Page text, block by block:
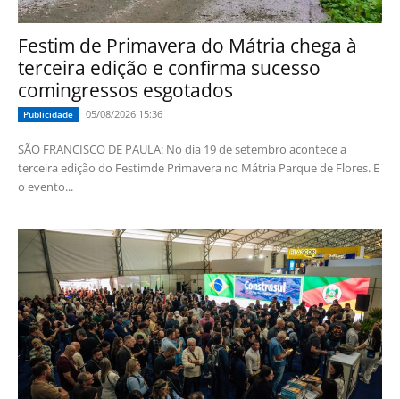
Festim de Primavera do Mátria chega à
terceira edição e confirma sucesso
comingressos esgotados
Publicidade 05/08/2026 15:36
SÃO FRANCISCO DE PAULA: No dia 19 de setembro acontece a
terceira edição do Festimde Primavera no Mátria Parque de Flores. E
o evento...